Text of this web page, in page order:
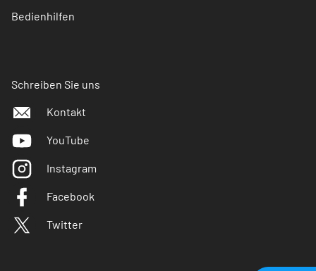
Bedienhilfen
Schreiben Sie uns
Kontakt
YouTube
Instagram
Facebook
Twitter